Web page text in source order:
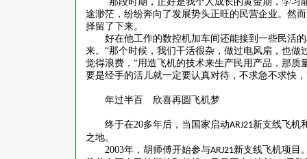
途渺茫，纷纷奔向了发展势头正旺的民营企业。然
择留了下来。
好在他工作的数控机加车间还能接到一些民活
来。 “那个时候，我们干活很杂，做过电风扇，也
觉得浪费，“用造飞机的技术来生产民用产品，那
要是经手的活儿就一定要认真对待，不求急不求快
年过半百 欣喜再圆飞机梦
终于在20多年后，当国家启动ARJ21新支线飞机
之地。
2003年，胡师傅开始参与ARJ21新支线飞机项目